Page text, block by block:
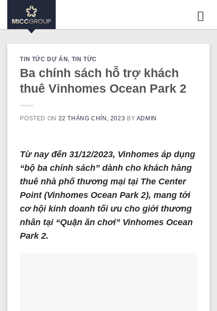
TIN TỨC DỰ ÁN , TIN TỨC
Ba chính sách hỗ trợ khách
thuê Vinhomes Ocean Park 2
POSTED ON 22 THÁNG CHÍN, 2023 BY ADMIN
Từ nay đến 31/12/2023, Vinhomes áp dụng
“bộ ba chính sách” dành cho khách hàng
thuê nhà phố thương mại tại The Center
Point (Vinhomes Ocean Park 2), mang tới
cơ hội kinh doanh tối ưu cho giới thương
nhân tại “Quận ăn chơi” Vinhomes Ocean
Park 2.